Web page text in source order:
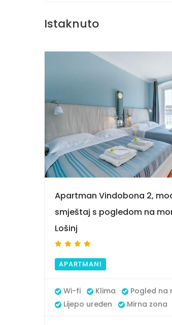
Istaknuto
9
Apartman Vindobona 2,
smještaj s pogledom na
Lošinj
APARTMANI
Wi-fi Klima
Pogled na
Lijepo uređen
Mirna zona